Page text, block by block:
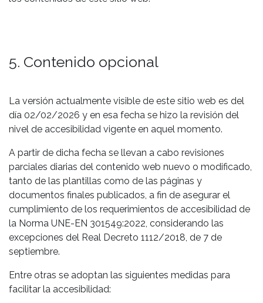
5. Contenido opcional
La versión actualmente visible de este sitio web es del
día 02/02/2026 y en esa fecha se hizo la revisión del
nivel de accesibilidad vigente en aquel momento.
A partir de dicha fecha se llevan a cabo revisiones
parciales diarias del contenido web nuevo o modificado,
tanto de las plantillas como de las páginas y
documentos finales publicados, a fin de asegurar el
cumplimiento de los requerimientos de accesibilidad de
la Norma UNE-EN 301549:2022, considerando las
excepciones del Real Decreto 1112/2018, de 7 de
septiembre.
Entre otras se adoptan las siguientes medidas para
facilitar la accesibilidad: